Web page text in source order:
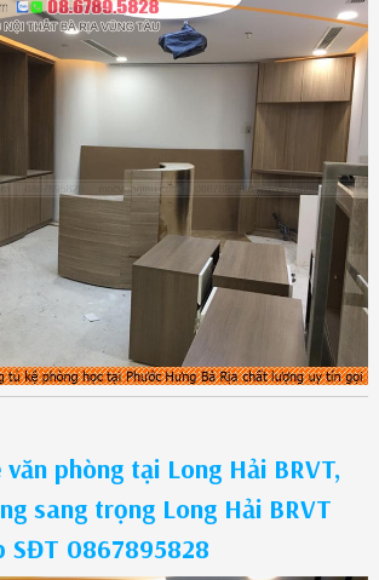
phòng tại Long Hải BRVT,
sang trọng Long Hải BRVT
SĐT 0867895828